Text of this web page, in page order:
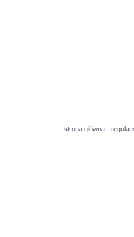
strona główna